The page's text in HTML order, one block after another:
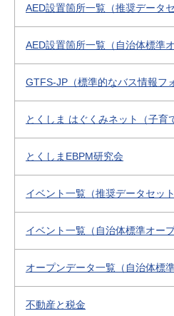
AED設置箇所一覧（推奨データセ
AED設置箇所一覧（自治体標準
GTFS-JP（標準的なバス情報フ
とくしま はぐくみネット（子育
とくしまEBPM研究会
イベント一覧（推奨データセット
イベント一覧（自治体標準オー
オープンデータ一覧（自治体標
不動産と税金